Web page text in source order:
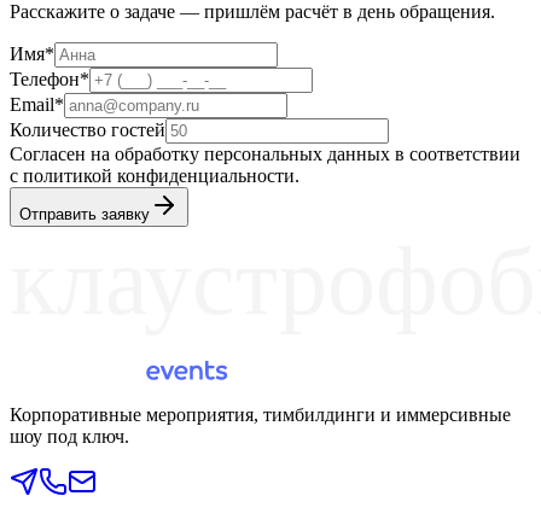
Расскажите о задаче — пришлём расчёт в день обращения.
Имя*
Телефон*
Email*
Количество гостей
Согласен на обработку персональных данных в соответствии
с политикой конфиденциальности.
Отправить заявку
Корпоративные мероприятия, тимбилдинги и иммерсивные
шоу под ключ.